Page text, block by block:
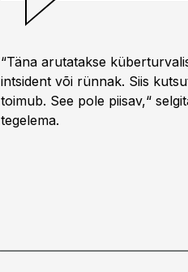
“Täna arutatakse
intsident või rünnak. Siis
toimub. See pole piisav,“
tegelema.